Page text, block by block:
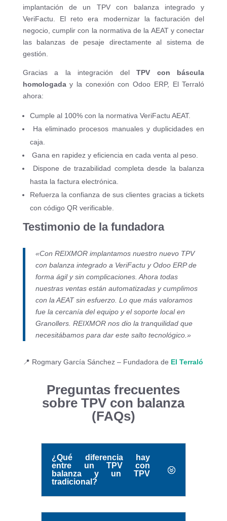
implantación de un TPV con balanza integrado y
VeriFactu. El reto era modernizar la facturación del
negocio, cumplir con la normativa de la AEAT y conectar
las balanzas de pesaje directamente al sistema de
gestión.
Gracias a la integración delTPV con báscula
homologaday la conexión con Odoo ERP, El Terraló
ahora:
Cumple al 100% con la normativa VeriFactu AEAT.
Ha eliminado procesos manuales y duplicidades en
caja.
Gana en rapidez y eficiencia en cada venta al peso.
Dispone de trazabilidad completa desde la balanza
hasta la factura electrónica.
Refuerza la confianza de sus clientes gracias a tickets
con código QR verificable.
Testimonio de la fundadora
«Con REIXMOR implantamos nuestro nuevo TPV
con balanza integrado a VeriFactu y Odoo ERP de
forma ágil y sin complicaciones. Ahora todas
nuestras ventas están automatizadas y cumplimos
con la AEAT sin esfuerzo. Lo que más valoramos
fue la cercanía del equipo y el soporte local en
Granollers. REIXMOR nos dio la tranquilidad que
necesitábamos para dar este salto tecnológico.»
📍 Rogmary García Sánchez – Fundadora de El Terraló
Preguntas frecuentes
sobre TPV con balanza
(FAQs)
¿Qué diferencia hay
entre un TPV con
balanza y un TPV
tradicional?